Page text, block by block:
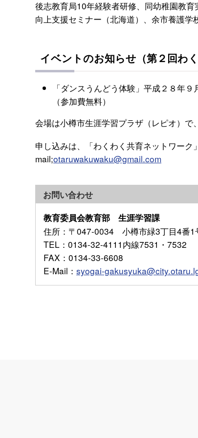
後志教育局10年経験者研修、同幼稚園教
向上支援セミナー（北海道）、余市養護
イベントのお知らせ（第２回わ
「ダンスうんどう体験」平成２８年
（参加費無料）
会場は小樽市生涯学習プラザ（レピオ）で
申し込みは、「わくわく共育ネットワー
mail;otaruwakuwaku@gmail.com
お問い合わせ
教育委員会教育部 生涯学習課
住所 ：〒047-0034 小樽市緑3丁目4番1
TEL ：0134-32-4111内線7531・7532
FAX ：0134-33-6608
E-Mail ： syogai-